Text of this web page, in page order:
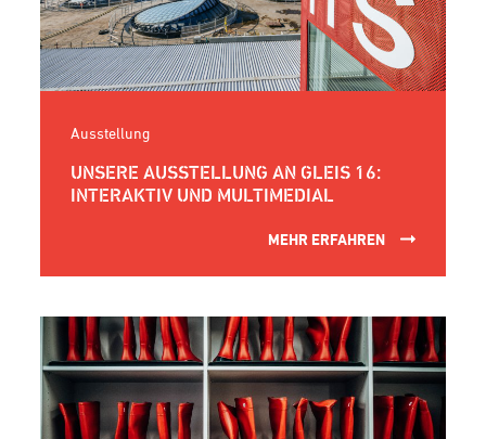
Ausstellung
UNSERE AUSSTELLUNG AN GLEIS 16:
INTERAKTIV UND MULTIMEDIAL
MEHR ERFAHREN